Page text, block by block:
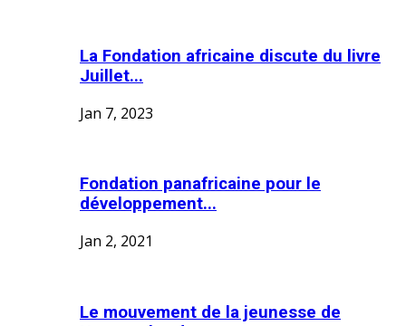
La Fondation africaine discute du livre
Juillet...
Jan 7, 2023
Fondation panafricaine pour le
développement...
Jan 2, 2021
Le mouvement de la jeunesse de